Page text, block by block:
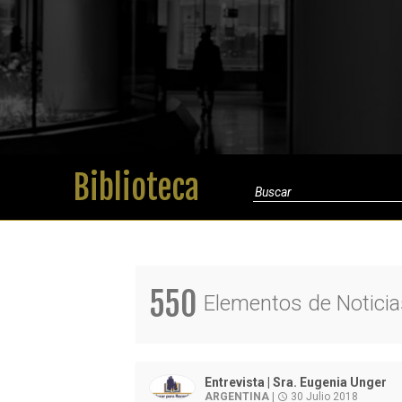
Biblioteca
550 Elementos de
Entrevista | Sra. Eugenia Unger
ARGENTINA| access_time 30 Julio 2018